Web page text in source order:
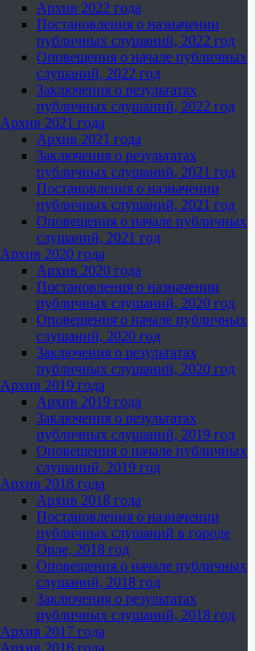
Архив 2022 года
Постановления о назначении
публичных слушаний, 2022 год
Оповещения о начале публичных
слушаний, 2022 год
Заключения о результатах
публичных слушаний, 2022 год
Архив 2021 года
Архив 2021 года
Заключения о результатах
публичных слушаний, 2021 год
Постановления о назначении
публичных слушаний, 2021 год
Оповещения о начале публичных
слушаний, 2021 год
Архив 2020 года
Архив 2020 года
Постановления о назначении
публичных слушаний, 2020 год
Оповещения о начале публичных
слушаний, 2020 год
Заключения о результатах
публичных слушаний, 2020 год
Архив 2019 года
Архив 2019 года
Заключения о результатах
публичных слушаний, 2019 год
Оповещения о начале публичных
слушаний, 2019 год
Архив 2018 года
Архив 2018 года
Постановления о назначении
публичных слушаний в городе
Орле, 2018 год
Оповещения о начале публичных
слушаний, 2018 год
Заключения о результатах
публичных слушаний, 2018 год
Архив 2017 года
Архив 2016 года